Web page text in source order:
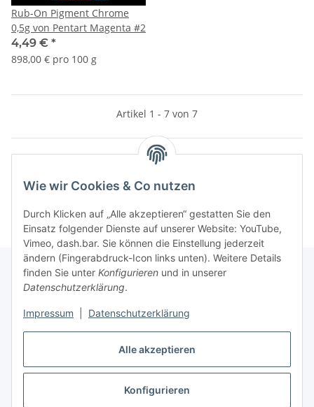
Alle akzeptieren
Konfigurieren
Wie wir Cookies & Co nutzen
Durch Klicken auf „Alle akzeptieren“ gestatten Sie den
Einsatz folgender Dienste auf unserer Website: YouTube,
Vimeo, dash.bar. Sie können die Einstellung jederzeit
ändern (Fingerabdruck-Icon links unten). Weitere Details
finden Sie unter Konfigurieren und in unserer
Datenschutzerklärung.
Impressum Datenschutzerklärung
Rub-On Pigment Chrome
0,5g von Pentart Magenta #2
4,49 € *
898,00 € pro 100 g
Artikel 1 - 7 von 7
Kategorien
Gesetzliche Informationen
Vertrag widerrufen